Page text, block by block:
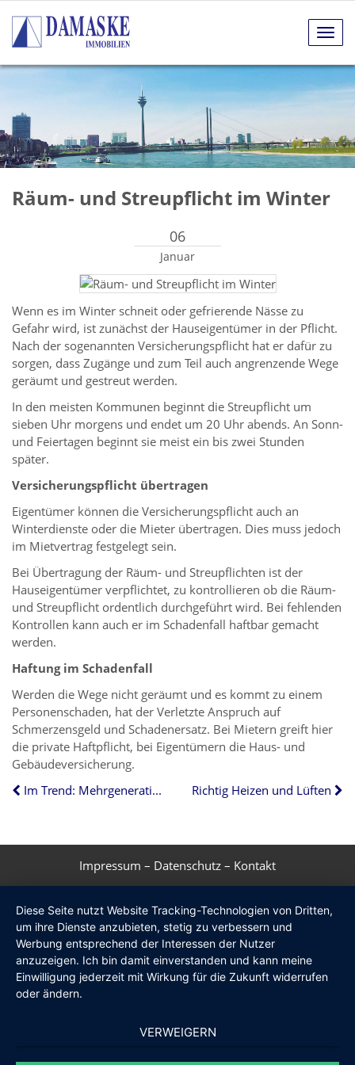
Räum- und Streupflicht im Winter
06
Januar
Wenn es im Winter schneit oder gefrierende Nässe zu
Gefahr wird, ist zunächst der Hauseigentümer in der Pflicht.
Nach der sogenannten Versicherungspflicht hat er dafür zu
sorgen, dass Zugänge und zum Teil auch angrenzende Wege
geräumt und gestreut werden.
In den meisten Kommunen beginnt die Streupflicht um
sieben Uhr morgens und endet um 20 Uhr abends. An Sonn-
und Feiertagen beginnt sie meist ein bis zwei Stunden
später.
Versicherungspflicht übertragen
Eigentümer können die Versicherungspflicht auch an
Winterdienste oder die Mieter übertragen. Dies muss jedoch
im Mietvertrag festgelegt sein.
Bei Übertragung der Räum- und Streupflichten ist der
Hauseigentümer verpflichtet, zu kontrollieren ob die Räum-
und Streupflicht ordentlich durchgeführt wird. Bei fehlenden
Kontrollen kann auch er im Schadenfall haftbar gemacht
werden.
Haftung im Schadenfall
Werden die Wege nicht geräumt und es kommt zu einem
Personenschaden, hat der Verletzte Anspruch auf
Schmerzensgeld und Schadenersatz. Bei Mietern greift hier
die private Haftpflicht, bei Eigentümern die Haus- und
Gebäudeversicherung.
Im Trend: Mehrgenerationenhäuser
Richtig Heizen und Lüften
Impressum – Datenschutz – Kontakt
Diese Seite nutzt Website Tracking-Technologien von Dritten,
um ihre Dienste anzubieten, stetig zu verbessern und
Werbung entsprechend der Interessen der Nutzer
anzuzeigen. Ich bin damit einverstanden und kann meine
Einwilligung jederzeit mit Wirkung für die Zukunft widerrufen
oder ändern.
VERWEIGERN